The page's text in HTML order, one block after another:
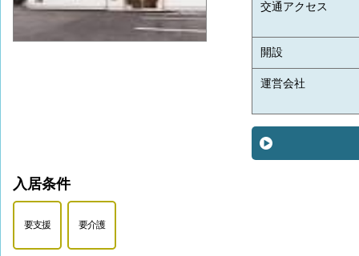
交通アクセス
開設
運営会社
入居条件
要支援 要介護